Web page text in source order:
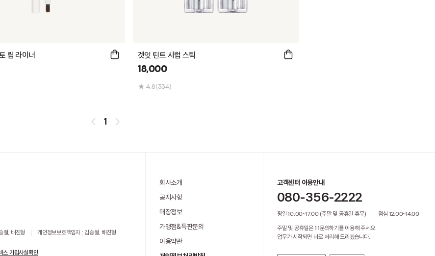
립 라이너 겟잇 틴트 시럽 스틱
18,000
4.8(334)
1
철, 배진형
개인정보보호책임자 : 김승철, 배진형
스 가입사실확인
회사소개
공지사항
매장정보
가맹점&특판문의
이용약관
고객센터 이용안내
080-356-2222
평일 10:00~17:00 (주말 및 공휴일 휴무) 점심 12:00~14:00
주말 및 공휴일은 1:1문의하기를 이용해 주세요.
업무가 시작되면 바로 처리해 드리겠습니다.